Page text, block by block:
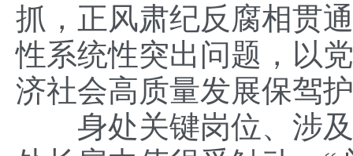
抓，正风肃纪反腐相贯
性系统性突出问题，以
济社会高质量发展保驾
身处关键岗位、涉及